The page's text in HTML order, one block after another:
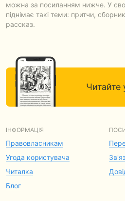
можна за посиланням нижче. У
піднімає такі теми: притчи,
рассказ.
Читайте
ІНФОРМАЦІЯ
Правовласникам
Угода користувача
Читалка
Блог